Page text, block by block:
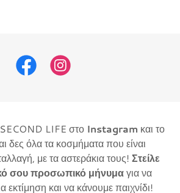
LIFE στο Instagram και το
δες όλα τα κοσμήματα που είναι
με τα αστεράκια τους! Στείλε
σου προσωπικό μήνυμαγια να
εκτίμηση και να κάνουμε παιχνίδι!